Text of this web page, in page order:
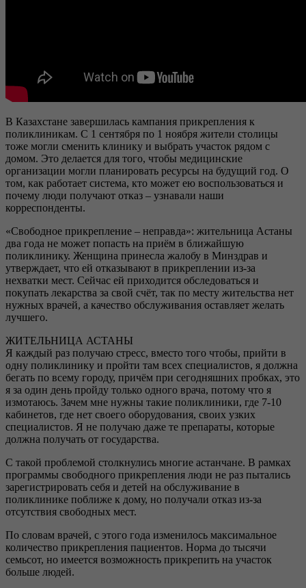
В Казахстане завершилась кампания прикрепления к
поликлиникам. С 1 сентября по 1 ноября жители столицы
тоже могли сменить клинику и выбрать участок рядом с
домом. Это делается для того, чтобы медицинские
организации могли планировать ресурсы на будущий год. О
том, как работает система, кто может ею воспользоваться и
почему люди получают отказ – узнавали наши
корреспонденты.
«Свободное прикрепление – неправда»: жительница Астаны
два года не может попасть на приём в ближайшую
поликлинику. Женщина принесла жалобу в Минздрав и
утверждает, что ей отказывают в прикреплении из-за
нехватки мест. Сейчас ей приходится обследоваться и
покупать лекарства за свой счёт, так по месту жительства нет
нужных врачей, а качество обслуживания оставляет желать
лучшего.
ЖИТЕЛЬНИЦА АСТАНЫ
Я каждый раз получаю стресс, вместо того чтобы, прийти в
одну поликлинику и пройти там всех специалистов, я должна
бегать по всему городу, причём при сегодняшних пробках, это
я за один день пройду только одного врача, потому что я
измотаюсь. Зачем мне нужны такие поликлиники, где 7-10
кабинетов, где нет своего оборудования, своих узких
специалистов. Я не получаю даже те препараты, которые
должна получать от государства.
С такой проблемой столкнулись многие астанчане. В рамках
программы свободного прикрепления люди не раз пытались
зарегистрировать себя и детей на обслуживание в
поликлинике поближе к дому, но получали отказ из-за
отсутствия свободных мест.
По словам врачей, с этого года изменилось максимальное
количество прикрепления пациентов. Норма до тысячи
семьсот, но имеется возможность прикрепить на участок
больше людей.